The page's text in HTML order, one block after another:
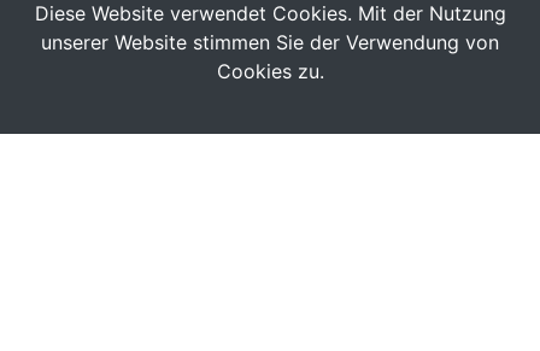
Diese Website verwendet Cookies. Mit der Nutzung
unserer Website stimmen Sie der Verwendung von
Cookies zu.